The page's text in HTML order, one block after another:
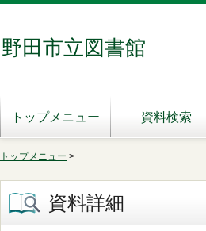
野田市立図書館
トップメニュー 資料検索
トップメニュー >
資料詳細